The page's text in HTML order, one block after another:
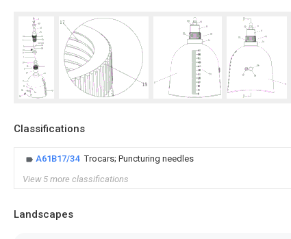
Classifications
A61B17/34 Trocars; Puncturing needles
View 5 more classifications
Landscapes